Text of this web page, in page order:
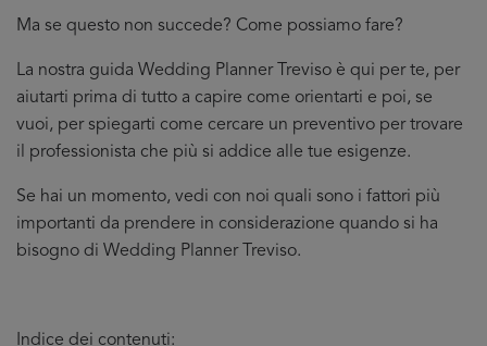
Ma se questo non succede? Come possiamo fare?
La nostra guida Wedding Planner Treviso è qui per te, per
aiutarti prima di tutto a capire come orientarti e poi, se
vuoi, per spiegarti come cercare un preventivo per trovare
il professionista che più si addice alle tue esigenze.
Se hai un momento, vedi con noi quali sono i fattori più
importanti da prendere in considerazione quando si ha
bisogno di Wedding Planner Treviso.
Indice dei contenuti: